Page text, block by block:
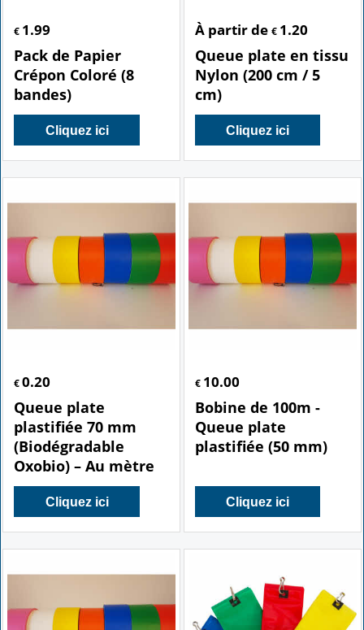
€ 1.99
Pack de Papier
Crépon Coloré (8
bandes)
Cliquez ici
À partir de € 1.20
Queue plate en tissu
Nylon (200 cm / 5
cm)
Cliquez ici
€ 0.20
Queue plate
plastifiée 70 mm
(Biodégradable
Oxobio) – Au mètre
Cliquez ici
€ 10.00
Bobine de 100m -
Queue plate
plastifiée (50 mm)
Cliquez ici